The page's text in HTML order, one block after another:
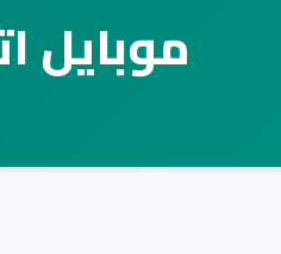
موبايل